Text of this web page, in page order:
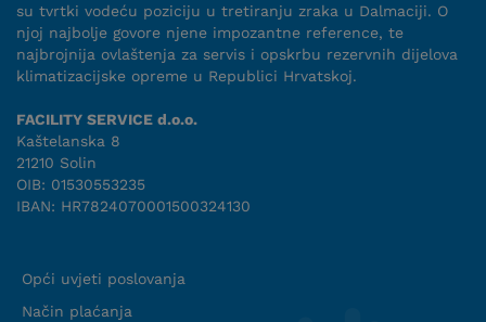
su tvrtki vodeću poziciju u tretiranju zraka u Dalmaciji. O
njoj najbolje govore njene impozantne reference, te
najbrojnija ovlaštenja za servis i opskrbu rezervnih dijelova
klimatizacijske opreme u Republici Hrvatskoj.
FACILITY SERVICE d.o.o.
Kaštelanska 8
21210 Solin
OIB: 01530553235
IBAN: HR7824070001500324130
Opći uvjeti poslovanja
Način plaćanja